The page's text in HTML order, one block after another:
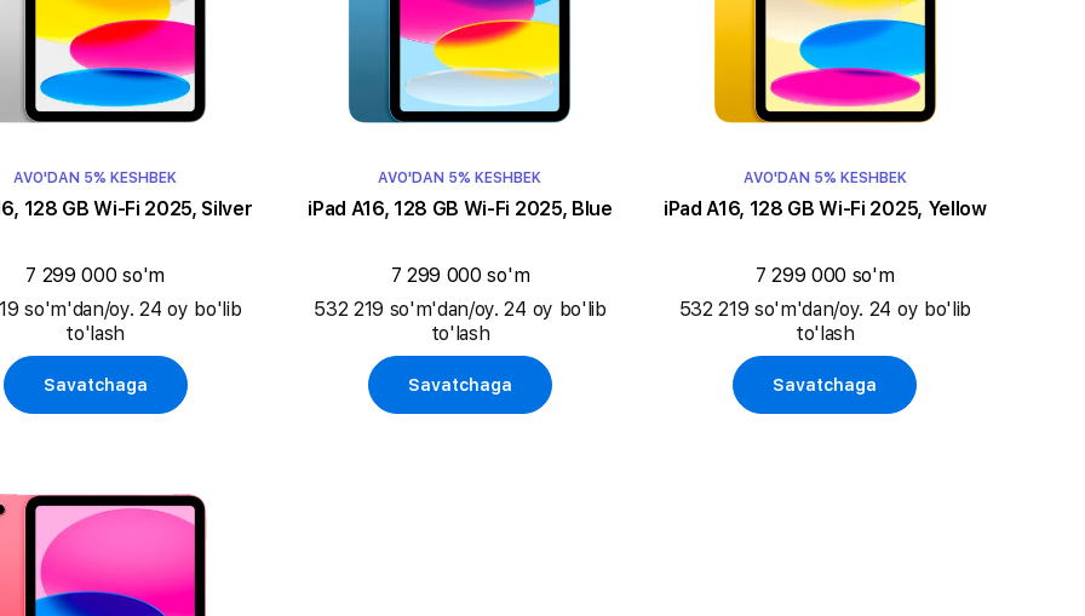
AVO'DAN 5% KESHBEK
128 GB Wi-Fi 2025, Silver
7 299 000 so'm
so'm'dan/oy. 24 oy bo'lib
to'lash
Savatchaga
AVO'DAN 5% KESHBEK
iPad A16, 128 GB Wi-Fi 2025, Blue
7 299 000 so'm
532 219 so'm'dan/oy. 24 oy bo'lib
to'lash
Savatchaga
AVO'DAN 5% KESHBEK
iPad A16, 128 GB Wi-Fi 2025, Yellow
7 299 000 so'm
532 219 so'm'dan/oy. 24 oy bo'lib
to'lash
Savatchaga